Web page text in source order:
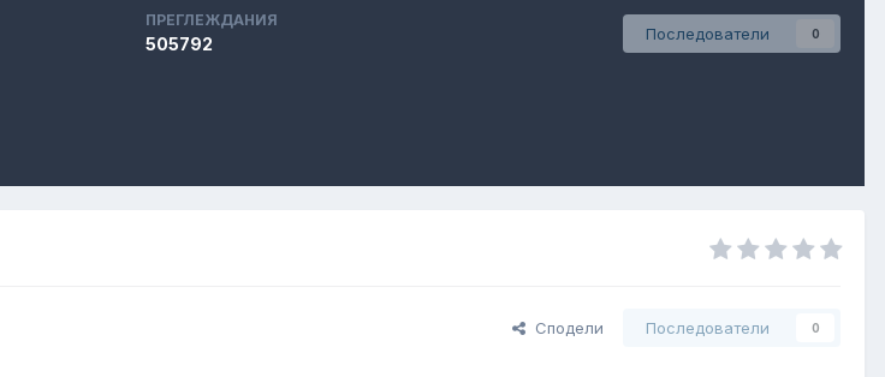
Последователи 0
ПРЕГЛЕЖДАНИЯ
505792
Сподели Последователи 0